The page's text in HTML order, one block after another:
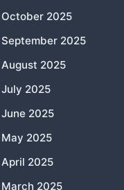
October 2025
September 2025
August 2025
July 2025
June 2025
May 2025
April 2025
March 2025